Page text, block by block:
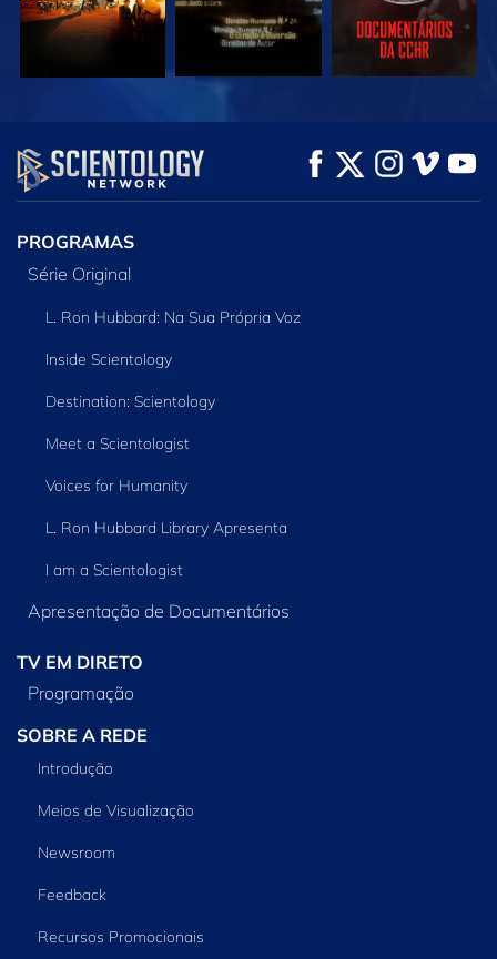
VEJA EXPLORE A SÉRIE
PROGRAMAS
Série Original
L. Ron Hubbard: Na Sua Própria Voz
Inside Scientology
Destination: Scientology
Meet a Scientologist
Voices for Humanity
L. Ron Hubbard Library Apresenta
I am a Scientologist
Apresentação de Documentários
TV EM DIRETO
Programação
SOBRE A REDE
Introdução
Meios de Visualização
Newsroom
Feedback
Recursos Promocionais